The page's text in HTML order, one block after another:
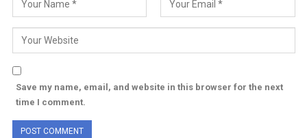
Save my name, email, and website in this browser for the next
time I comment.